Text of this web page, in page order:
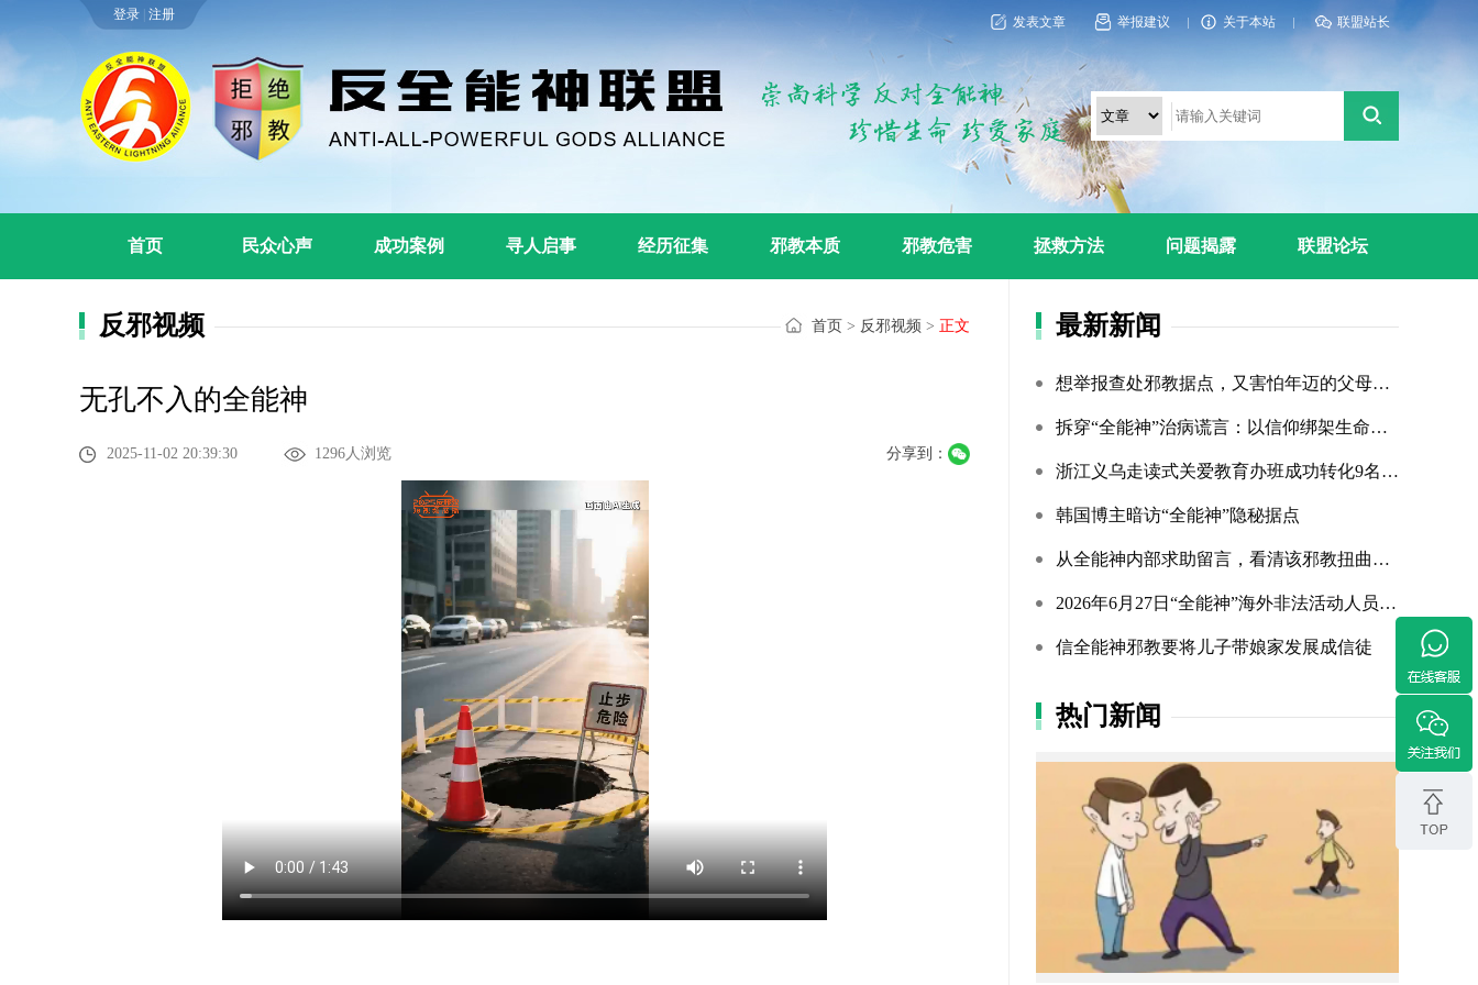
登录| 注册 发表文章 举报建议 关于本站 联盟站长
首页 民众心声 成功案例 寻人启事 经历征集 邪教本质 邪教危害 拯救方法 问题揭露 联盟论坛
首页 > 反邪视频 > 正文
反邪视频
无孔不入的全能神
2025-11-02 20:39:30 1296人浏览 分享到：
最新新闻
想举报查处邪教据点，又害怕年迈的父母心理难以承受
拆穿“全能神”治病谎言：以信仰绑架生命，以洗脑延误治疗
浙江义乌走读式关爱教育办班成功转化9名“全能神”“全范围?...
韩国博主暗访“全能神”隐秘据点
从全能神内部求助留言，看清该邪教扭曲的相处环境与常态化的...
2026年6月27日“全能神”海外非法活动人员照片曝光（连载109...
信全能神邪教要将儿子带娘家发展成信徒
热门新闻